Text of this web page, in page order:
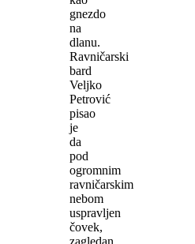
gnezdo
na
dlanu.
Ravničarski
bard
Veljko
Petrović
pisao
je
da
pod
ogromnim
ravničarskim
nebom
uspravljen
čovek,
zagledan